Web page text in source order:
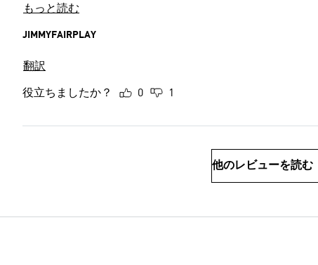
もっと読む
JIMMYFAIRPLAY
翻訳
役立ちましたか？ 0 1
他のレビューを読む